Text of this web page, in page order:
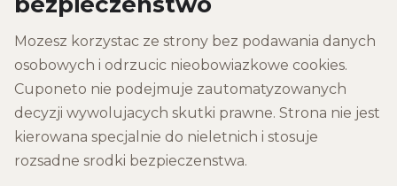
Mozesz korzystac ze strony bez podawania danych
osobowych i odrzucic nieobowiazkowe cookies.
Cuponeto nie podejmuje zautomatyzowanych
decyzji wywolujacych skutki prawne. Strona nie jest
kierowana specjalnie do nieletnich i stosuje
rozsadne srodki bezpieczenstwa.